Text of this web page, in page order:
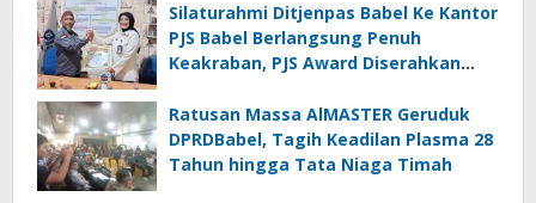
Silaturahmi Ditjenpas Babel Ke Kantor
PJS Babel Berlangsung Penuh
Keakraban, PJS Award Diserahkan
Ratusan Massa AlMASTER Geruduk
DPRDBabel, Tagih Keadilan Plasma 28
Tahun hingga Tata Niaga Timah